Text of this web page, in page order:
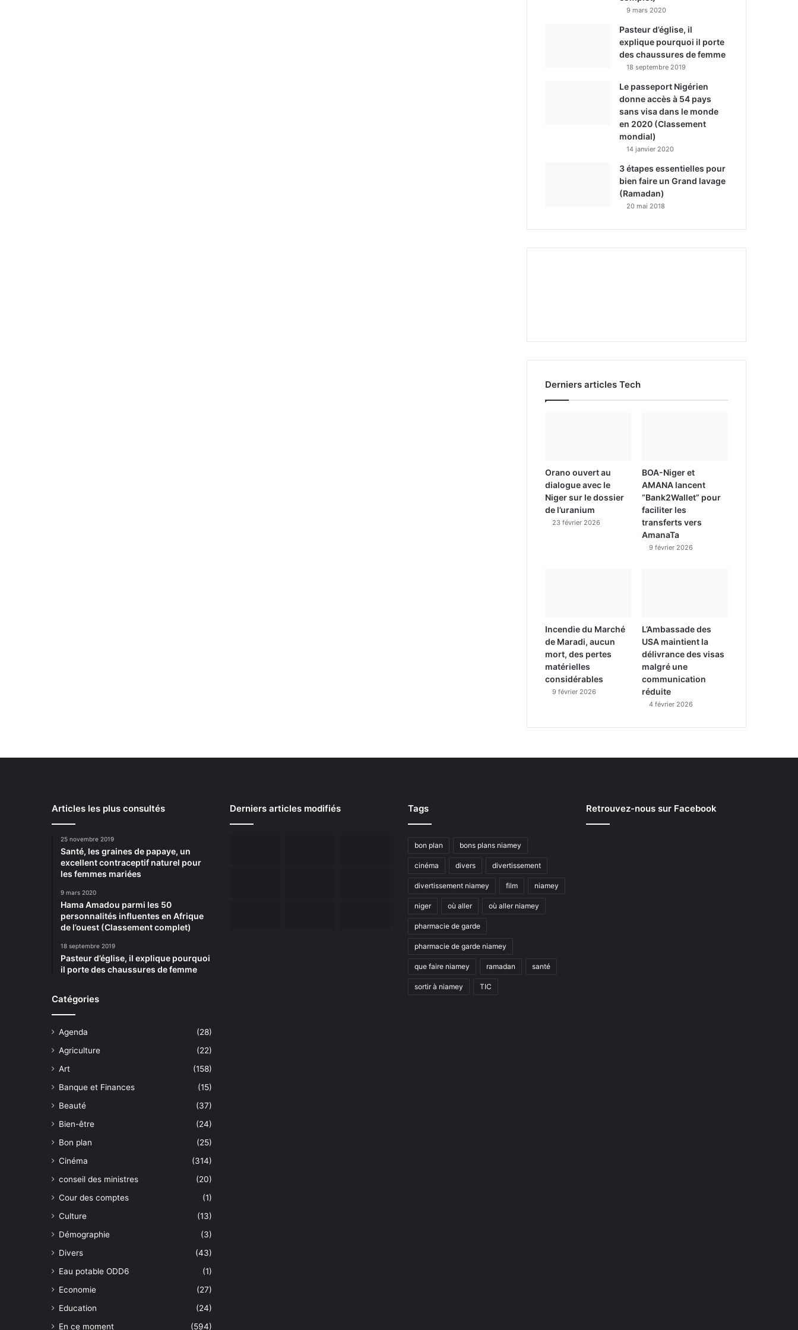
9 mars 2020
Pasteur d’église, il
explique pourquoi il porte
des chaussures de femme
18 septembre 2019
Le passeport Nigérien
donne accès à 54 pays
sans visa dans le monde
en 2020 (Classement
mondial)
14 janvier 2020
3 étapes essentielles pour
bien faire un Grand lavage
(Ramadan)
20 mai 2018
Derniers articles Tech
Orano ouvert au
dialogue avec le
Niger sur le dossier
de l’uranium
23 février 2026
BOA-Niger et
AMANA lancent
“Bank2Wallet” pour
faciliter les
transferts vers
AmanaTa
9 février 2026
Incendie du Marché
de Maradi, aucun
mort, des pertes
matérielles
considérables
9 février 2026
L’Ambassade des
USA maintient la
délivrance des visas
malgré une
communication
réduite
4 février 2026
Articles les plus consultés
25 novembre 2019
Santé, les graines de papaye, un
excellent contraceptif naturel pour
les femmes mariées
9 mars 2020
Hama Amadou parmi les 50
personnalités influentes en Afrique
de l’ouest (Classement complet)
18 septembre 2019
Pasteur d’église, il explique pourquoi
il porte des chaussures de femme
Catégories
Agenda
(28)
Agriculture
(22)
Art
(158)
Banque et Finances
(15)
Beauté
(37)
Bien-être
(24)
Bon plan
(25)
Cinéma
(314)
conseil des ministres
(20)
Cour des comptes
(1)
Culture
(13)
Démographie
(3)
Divers
(43)
Eau potable ODD6
(1)
Economie
(27)
Education
(24)
En ce moment
(594)
Derniers articles modifiés Tags
bon plan bons plans niamey
cinéma divers divertissement
divertissement niamey film niamey
niger où aller où aller niamey
pharmacie de garde
pharmacie de garde niamey
que faire niamey ramadan santé
sortir à niamey TIC
Retrouvez-nous sur Facebook